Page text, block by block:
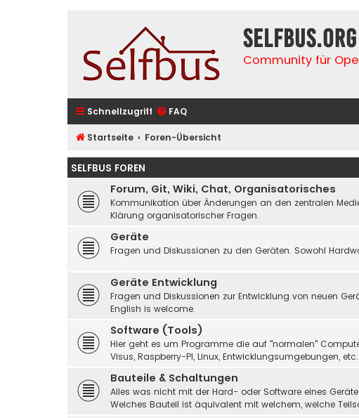
selfbus.org
Community für
Schnellzugriff FAQ
Startseite Foren-Übersicht
SELFBUS FOREN
Forum, Git, Wiki, Chat, Organisatorisches
Kommunikation über Änderungen an den zentralen
Klärung organisatorischer Fragen.
Geräte
Fragen und Diskussionen zu den Geräten. Sowohl
Geräte Entwicklung
Fragen und Diskussionen zur Entwicklung von neuen
English is welcome.
Software (Tools)
Hier geht es um Programme die auf "normalen"
Visus, Raspberry-PI, Linux, Entwicklungsumgebungen,
Bauteile & Schaltungen
Alles was nicht mit der Hard- oder Software eines
Welches Bauteil ist äquivalent mit welchem, welche